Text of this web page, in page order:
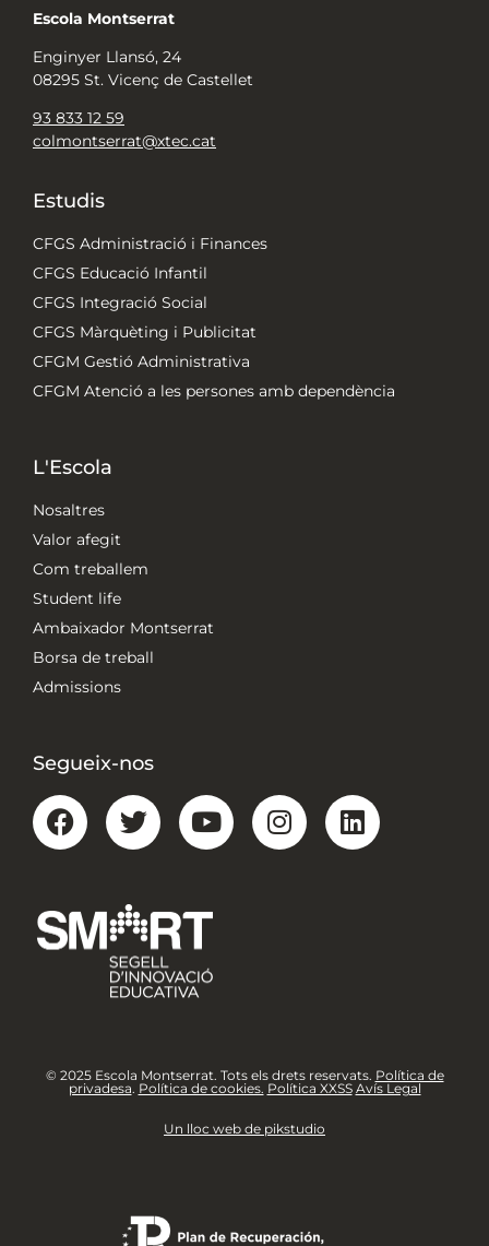
Escola Montserrat
Enginyer Llansó, 24
08295 St. Vicenç de Castellet
93 833 12 59
colmontserrat@xtec.cat
Estudis
CFGS Administració i Finances
CFGS Educació Infantil
CFGS Integració Social
CFGS Màrquèting i Publicitat
CFGM Gestió Administrativa
CFGM Atenció a les persones amb dependència
L'Escola
Nosaltres
Valor afegit
Com treballem
Student life
Ambaixador Montserrat
Borsa de treball
Admissions
Segueix-nos
© 2025 Escola Montserrat. Tots els drets reservats. Política de
privadesa. Política de cookies. Política XXSS Avís Legal
Un lloc web de pikstudio